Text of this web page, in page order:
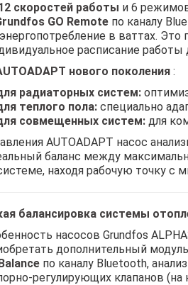
скоростей работы и 6
GO Remote по каналу
в ваттах.
расписание
нового поколения :
радиаторных систем:
теплого пола: специально
совмещенных систем: для
AUTOADAPT насос
баланс между
находя рабочую точку с
балансировка системы
насосов Grundfos
дополнительный
по каналу Bluetooth,
регулирующих клапанов